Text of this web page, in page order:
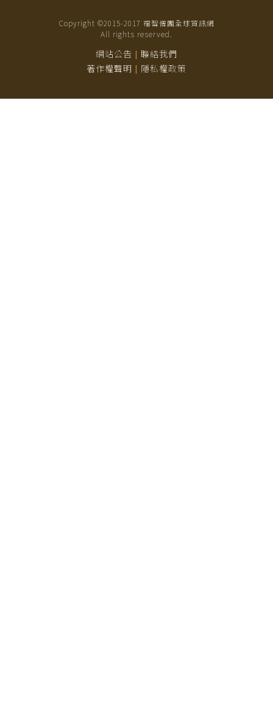
Copyright ©2015-2017 福智僧團全球資訊網
All rights reserved.
網站公告 | 聯絡我們
著作權聲明 | 隱私權政策